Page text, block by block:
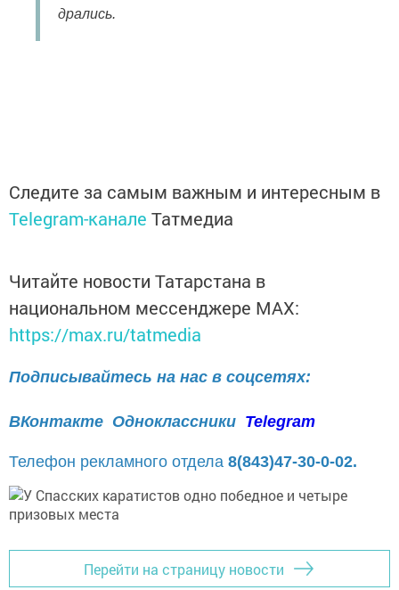
дрались.
Следите за самым важным и интересным в
Telegram-канале Татмедиа
Читайте новости Татарстана в
национальном мессенджере MАХ:
https://max.ru/tatmedia
Подписывайтесь на нас в соцсетях:
ВКонтакте Одноклассники Telegram
Телефон рекламного отдела 8(843)47-30-0-02.
Перейти на страницу новости